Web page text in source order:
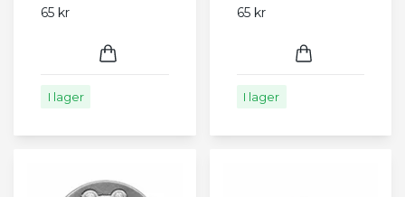
65 kr
I lager
65 kr
I lager